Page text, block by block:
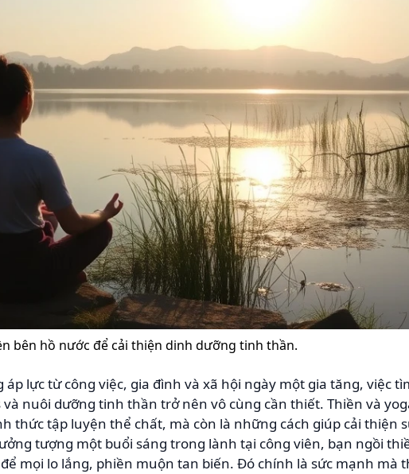
bên hồ nước để cải thiện dinh dưỡng tinh thần.
lực từ công việc, gia đình và xã hội ngày một gia tăng, việc
nuôi dưỡng tinh thần trở nên vô cùng cần thiết. Thiền và
thức tập luyện thể chất, mà còn là những cách giúp cải thiện
tượng một buổi sáng trong lành tại công viên, bạn ngồi
mọi lo lắng, phiền muộn tan biến. Đó chính là sức mạnh mà